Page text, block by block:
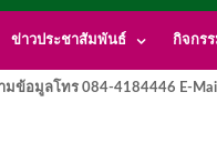
ข่าวประชาสัมพันธ์ กิจกรร
ข้อมูลโทร 084-4184446 E-